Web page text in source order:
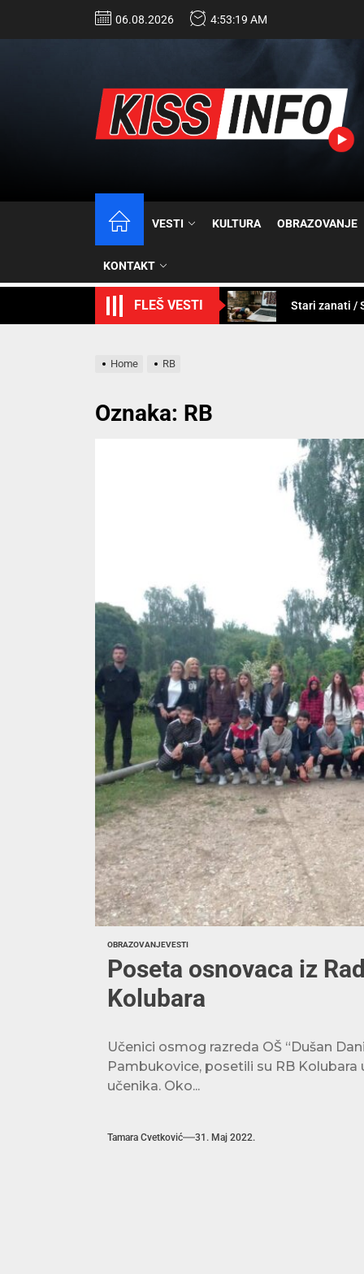
06.08.2026 4:53:21 AM
VESTI KULTURA OBRAZOVANJE
KONTAKT
FLEŠ VESTI
Zajedno
Sistem
Stari zanati
Sistem
Zaposleni
Home RB
Oznaka: RB
OBRAZOVANJEVESTI
Poseta osnovaca iz
Kolubara
Učenici osmog razreda OŠ “Dušan
Pambukovice, posetili su RB
učenika. Oko...
Tamara Cvetković 31. Maj 2022.